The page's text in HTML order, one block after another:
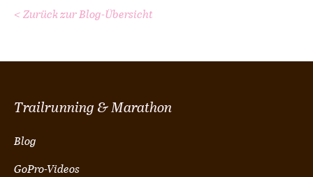
< Zurück zur Blog-Übersicht
Trailrunning & Marathon
Blog
GoPro-Videos